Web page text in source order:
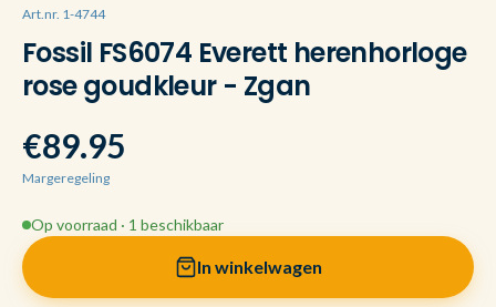
Art.nr. 1-4744
Fossil FS6074 Everett herenhorloge
rose goudkleur - Zgan
€89.95
Margeregeling
Op voorraad · 1 beschikbaar
In winkelwagen